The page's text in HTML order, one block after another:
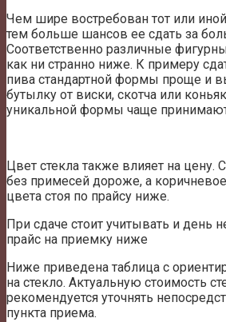
Чем шире востребован тот или
тем больше шансов ее сдать за
Соответственно различные
как ни странно ниже. К примеру
пива стандартной формы проще и
бутылку от виски, скотча или
уникальной формы чаще
Цвет стекла также влияет на цену.
без примесей дороже, а
цвета стоя по прайсу ниже.
При сдаче стоит учитывать и
прайс на приемку ниже
Ниже приведена таблица с
на стекло. Актуальную стоимость
рекомендуется уточнять
пункта приема.